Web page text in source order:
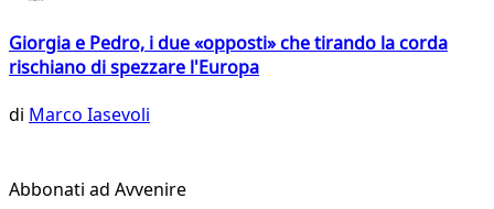
Giorgia e Pedro, i due «opposti» che tirando la corda
rischiano di spezzare l'Europa
di Marco Iasevoli
Abbonati ad Avvenire